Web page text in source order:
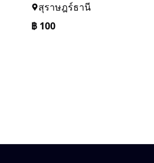
สุราษฎร์ธานี
฿ 100